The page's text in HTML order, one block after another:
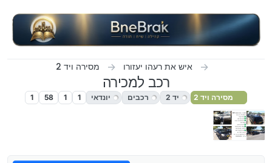
איש את רעהו יעזורו מסירה ויד 2
רכב למכירה
מסירה ויד 2 יד 2 רכבים יונדאי 1
1
58
1